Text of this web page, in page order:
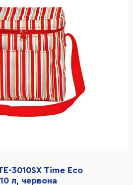
3010SX Time Eco
л, червона